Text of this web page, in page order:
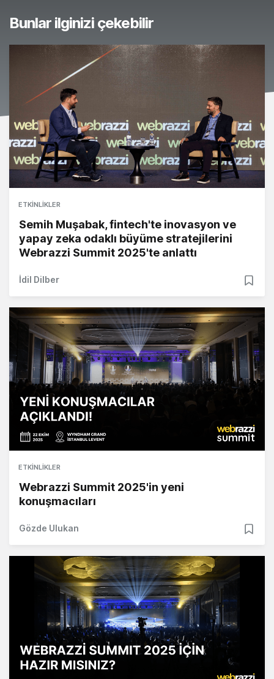
Bunlar ilginizi çekebilir
ETKINLIKLER
Semih Muşabak, fintech'te inovasyon ve
yapay zeka odaklı büyüme stratejilerini
Webrazzi Summit 2025'te anlattı
İdil Dilber
ETKINLIKLER
Webrazzi Summit 2025'in yeni
konuşmacıları
Gözde Ulukan